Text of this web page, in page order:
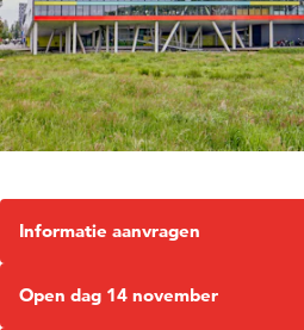
Informatie aanvragen
Open dag 14 november